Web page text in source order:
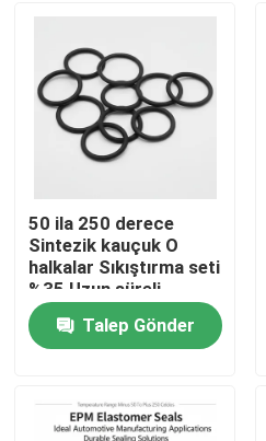
Ana sayfa
VİDEOLAR
50 ila 250 derece
Sintezik kauçuk O
halkalar Sıkıştırma seti
%35 Uzun süreli
mühürleme için
tasarlanmıştır
Talep Gönder